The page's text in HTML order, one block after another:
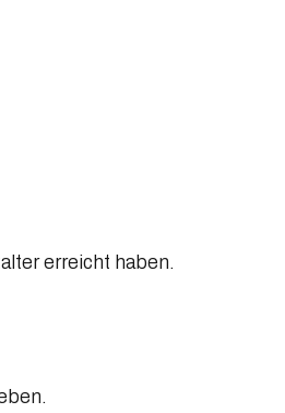
erreicht haben.